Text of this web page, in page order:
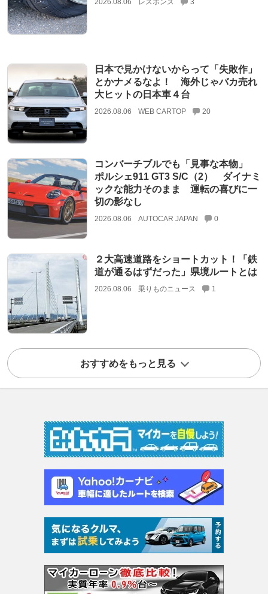
2026.08.06 レスポンス 3
日本で見かけないからって「失敗作」
とかナメるなよ！ 海外じゃバカ売れ
大ヒットの日本車４台
2026.08.06 WEB CARTOP 20
コンバーチブルでも「見事な本物」
ポルシェ911 GT3 S/C（2） ダイナミ
ックな能力そのまま 運転の喜びに一
切の影なし
2026.08.06 AUTOCAR JAPAN 0
２大高速道路をショートカット！「鉄
道が通るはずだった」県境ルートとは
2026.08.06 乗りものニュース 1
おすすめをもっと見る